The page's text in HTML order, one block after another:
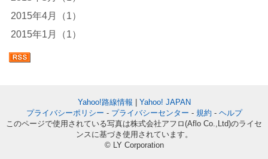
2015年4月（1）
2015年1月（1）
Yahoo!路線情報
Yahoo! JAPAN
プライバシーポリシー - プライバシーセンター - 規約 - ヘルプ
このページで使用されている写真は株式会社アフロ(Aflo Co.,Ltd)のライセ
ンスに基づき使用されています。
© LY Corporation